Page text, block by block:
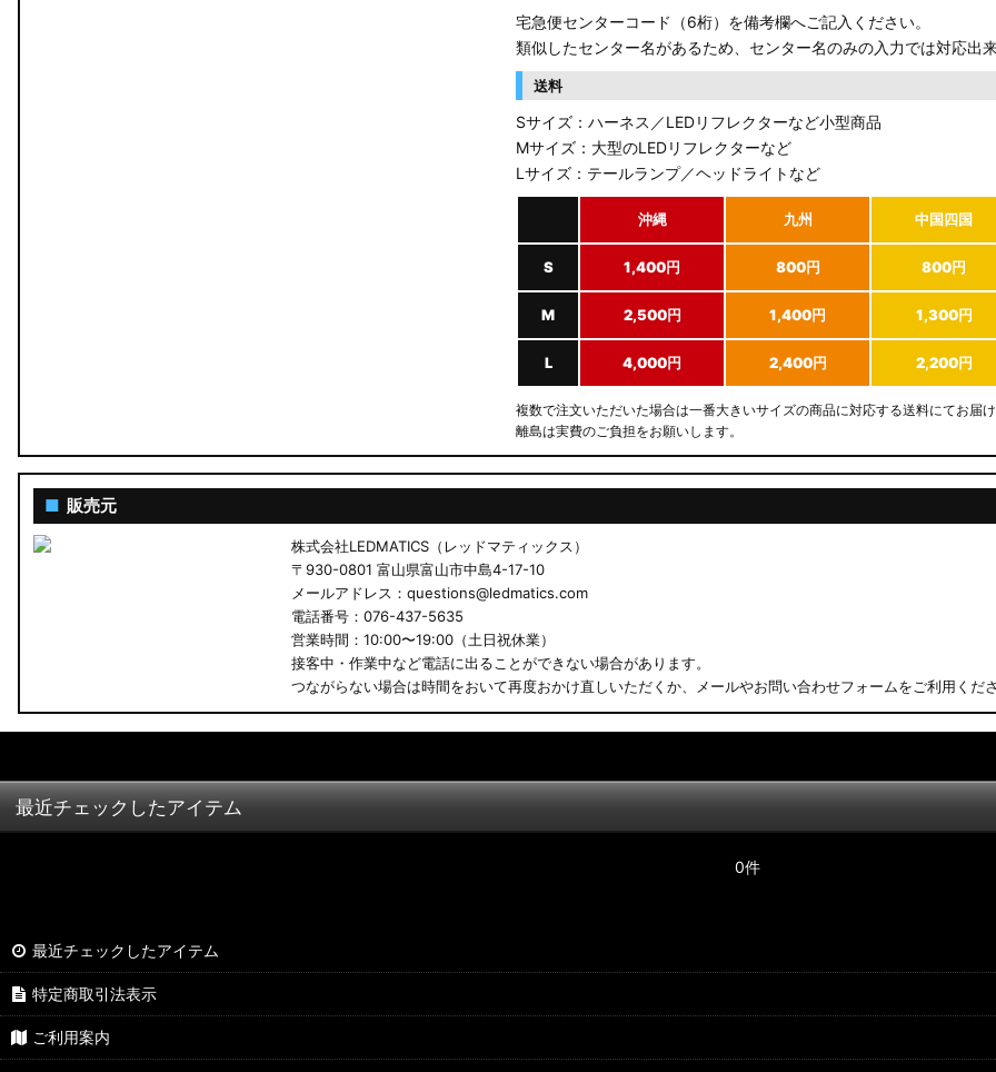
GN0W アウトランダー
GK1W/GK9W エクリプスクロス
CV1W デリカD:5
B34W/B35W/B37W/B38W ekクロススペース
KF CX-5
GU クロストレック
ZC6 BRZ
宅急便センターコード（6桁）を備考欄へご記入ください。
類似したセンター名があるため、センター名のみの入力では対応出
送料
Sサイズ：ハーネス／LEDリフレクターなど小型商品
Mサイズ：大型のLEDリフレクターなど
Lサイズ：テールランプ／ヘッドライトなど
沖縄 九州 中国四国
S 1,400円 800円 800円
M 2,500円 1,400円 1,300円
L 4,000円 2,400円 2,200円
複数で注文いただいた場合は一番大きいサイズの商品に対応する送料にてお届け
離島は実費のご負担をお願いします。
■ 販売元
株式会社LEDMATICS（レッドマティックス）
〒930-0801 富山県富山市中島4-17-10
メールアドレス：questions@ledmatics.com
電話番号：076-437-5635
営業時間：10:00〜19:00（土日祝休業）
接客中・作業中など電話に出ることができない場合があります。
つながらない場合は時間をおいて再度おかけ直しいただくか、メールやお問い合わせフォームをご利用くださ
最近チェックしたアイテム
0件
最近チェックしたアイテム
特定商取引法表示
ご利用案内